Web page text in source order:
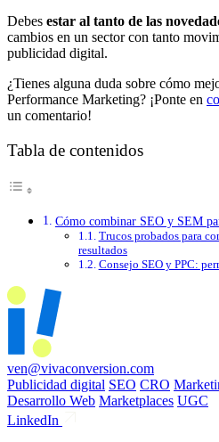
Debes estar al tanto de las
cambios en un sector con tanto
publicidad digital.
¿Tienes alguna duda sobre cómo
Performance Marketing? ¡Ponte en
un comentario!
Tabla de contenidos
Cómo combinar SEO y SEM
Trucos probados para
resultados
Consejo SEO y PPC:
ven@vivaconversion.com
Publicidad digital SEO CRO
Desarrollo Web Marketplaces UGC
LinkedIn